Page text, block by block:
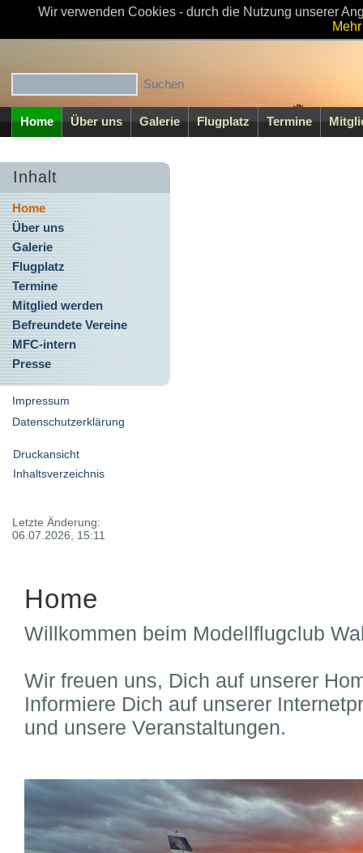
Willkommen beim MFC-Walsrode
Home Über uns Galerie Flugplatz Termine
Inhalt
Home
Über uns
Galerie
Flugplatz
Termine
Mitglied werden
Befreundete Vereine
MFC-intern
Presse
Impressum
Datenschutzerklärung
Druckansicht
Inhaltsverzeichnis
Letzte Änderung:
06.07.2026, 15:11
Home
Willkommen beim Modellflugclub
Wir freuen uns, Dich auf unserer
Informiere Dich auf unserer
und unsere Veranstaltungen.
Wir verwenden Cookies - durch die Nutzung unserer